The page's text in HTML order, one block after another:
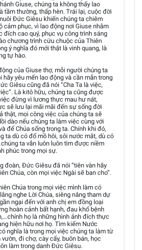
Giuse, chúng ta không thấy lao
tầm thường, thấp hèn. Trái lại, cuộc đời
Đức Giêsu khiến chúng ta chiêm
cảm phục, vì lao động nơi Giuse nhằm
đích cao quý, phục vụ công trình sáng
chương trình cứu chuộc của Thiên
ý nghĩa đó mới thật là vinh quang, là
tự hào.
của Giuse thợ, mỗi người chúng ta
hãy yêu mến lao động và cần mẫn trong
Giêsu cũng đã nói “Cha Ta là việc,
Là kitô hữu, chúng ta cũng được
đừng vì lương thực mau hư nát,
sẽ lưu lại mãi mãi đến sự sống đời
thật, mọi công việc của chúng ta sẽ
dào nếu chúng ta làm việc cùng với
để Chúa sống trong ta. Chính khi đó,
ta dù có đổ mồ hôi, sôi nước mắt, dù có
ta vẫn luôn luôn tìm được niềm
phúc trong mọi sự.
đoàn, Đức Giêsu đã nói “tiên vàn hãy
Chúa, còn mọi việc Ngài sẽ ban cho”.
Chúa trong mọi việc mình làm có
nghe Lời Chúa, siêng năng tham dự
ngại đến với anh chị em đồng loại
hoàn cảnh bất hạnh, đau khổ bệnh
họ là những hình ảnh đích thực
hiện hữu nơi họ. Tìm kiếm Nước
nghĩa là trong mọi việc chúng ta làm từ
đi chợ, cày cấy, buôn bán, học
làm trong danh Đức Giêsu.